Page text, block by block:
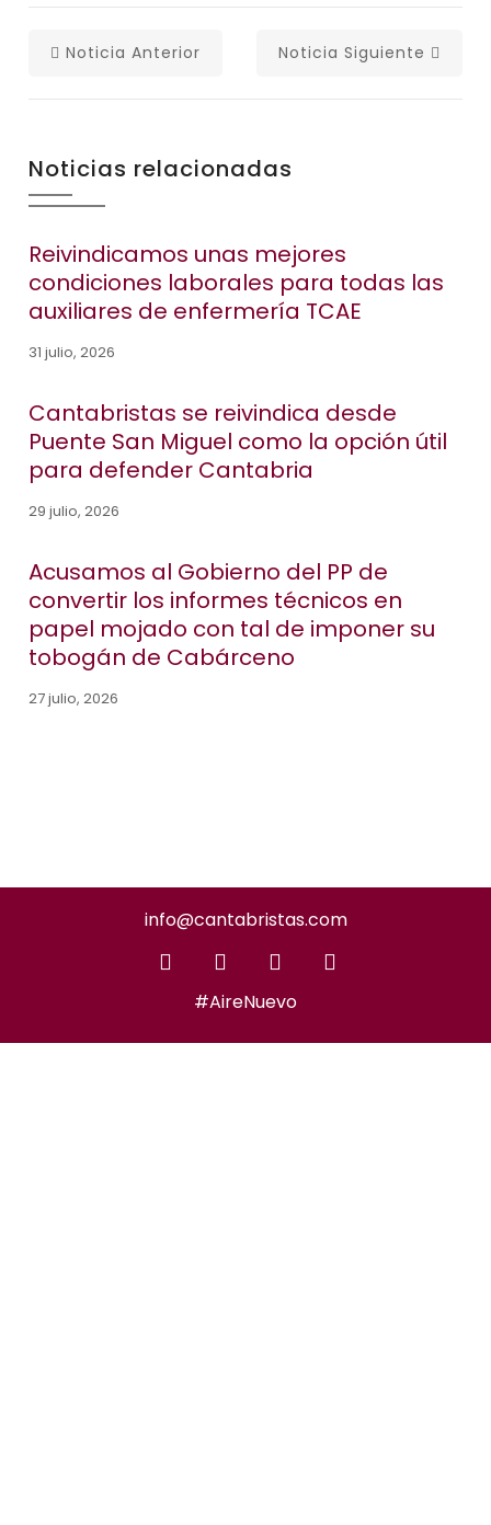
Noticia Anterior Noticia Siguiente
Noticias relacionadas
Reivindicamos unas mejores
condiciones laborales para todas las
auxiliares de enfermería TCAE
31 julio, 2026
Cantabristas se reivindica desde
Puente San Miguel como la opción útil
para defender Cantabria
29 julio, 2026
Acusamos al Gobierno del PP de
convertir los informes técnicos en
papel mojado con tal de imponer su
tobogán de Cabárceno
27 julio, 2026
info@cantabristas.com
#AireNuevo